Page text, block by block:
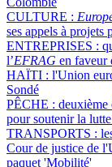
CULTURE :
ses appels à projets
ENTREPRISES :
l’EFRAG en faveur
HAÏTI : l'Union
Sondé
PÊCHE : deuxième
pour soutenir la
TRANSPORTS :
Cour de justice de
paquet 'Mobilité'